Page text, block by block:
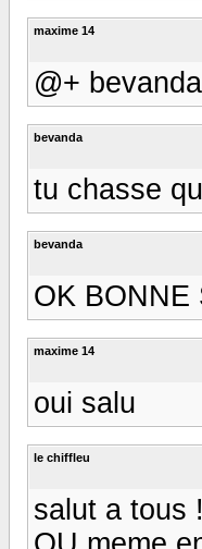
maxime 14
@+
bevanda
tu chasse
bevanda
OK BONNE
maxime 14
oui salu
le chiffleu
salut a tous